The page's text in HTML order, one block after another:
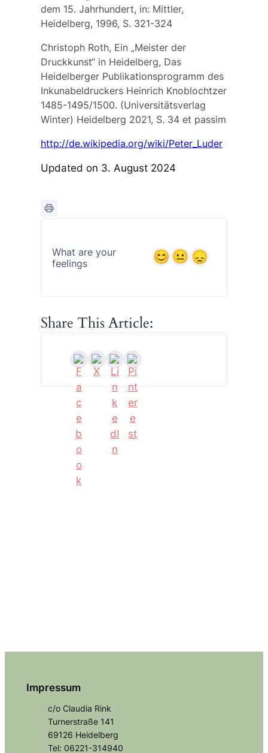
dem 15. Jahrhundert, in: Mittler,
Heidelberg, 1996, S. 321-324
Christoph Roth, Ein „Meister der
Druckkunst“ in Heidelberg, Das
Heidelberger Publikationsprogramm des
Inkunabeldruckers Heinrich Knoblochtzer
1485-1495/1500. (Universitätsverlag
Winter) Heidelberg 2021, S. 34 et passim
http://de.wikipedia.org/wiki/Peter_Luder
Updated on 3. August 2024
What are your
feelings
Share This Article:
Impressum
c/o Claudia Rink
Turnerstraße 141
69126 Heidelberg
Tel: 06221-314940